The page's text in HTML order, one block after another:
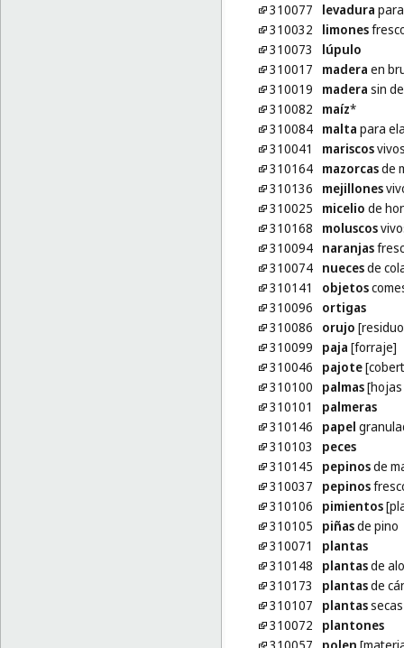
310077
levadura
310032
limones
310073
lúpulo
310017
madera en
310019
madera sin
310082
maíz*
310084 malta para
310041
mariscos
310164 mazorcasde
310136
mejillones
310025
micelio de
310168
moluscos
310094 naranjas
310074 nuecesde
310141
objetos
310096
ortigas
310086
orujo
310099
paja [forraje]
310046
pajote
310100
palmas[hojas
310101
palmeras
310146
papel
310103
peces
310145
pepinosde
310037
pepinos
310106
pimientos
310105
piñasde pino
310071
plantas
310148
plantasde
310173
plantasde
310107
plantas
310072
plantones